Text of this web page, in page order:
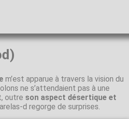
m’est apparue à travers la vision du
ne s’attendaient pas à une
outre son aspect désertique et
d regorge de surprises.